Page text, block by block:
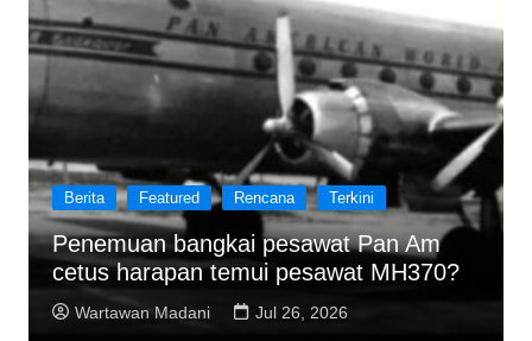
Berita Featured Rencana Terkini
Penemuan bangkai pesawat Pan Am
cetus harapan temui pesawat MH370?
Wartawan Madani Jul 26, 2026